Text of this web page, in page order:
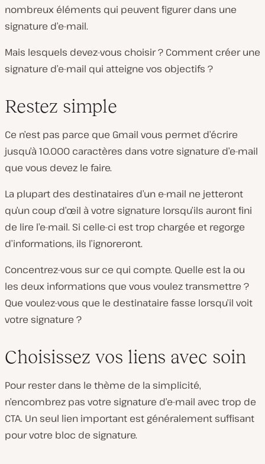
nombreux éléments qui peuvent figurer dans une
signature d’e-mail.
Mais lesquels devez-vous choisir ? Comment créer une
signature d’e-mail qui atteigne vos objectifs ?
Restez simple
Ce n’est pas parce que Gmail vous permet d’écrire
jusqu’à 10.000 caractères dans votre signature d’e-mail
que vous devez le faire.
La plupart des destinataires d’un e-mail ne jetteront
qu’un coup d’œil à votre signature lorsqu’ils auront fini
de lire l’e-mail. Si celle-ci est trop chargée et regorge
d’informations, ils l’ignoreront.
Concentrez-vous sur ce qui compte. Quelle est la ou
les deux informations que vous voulez transmettre ?
Que voulez-vous que le destinataire fasse lorsqu’il voit
votre signature ?
Choisissez vos liens avec soin
Pour rester dans le thème de la simplicité,
n’encombrez pas votre signature d’e-mail avec trop de
CTA. Un seul lien important est généralement suffisant
pour votre bloc de signature.